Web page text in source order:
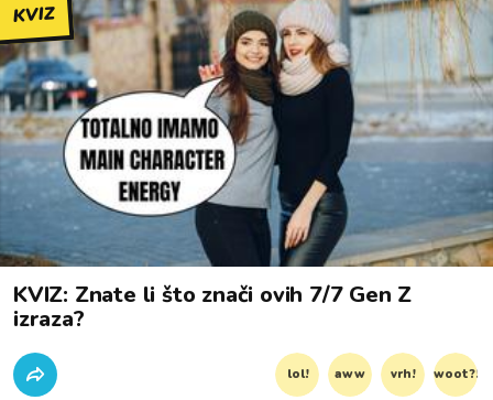
KVIZ
KVIZ: Znate li što znači ovih 7/7 Gen Z
izraza?
lol! aww vrh! woot?!